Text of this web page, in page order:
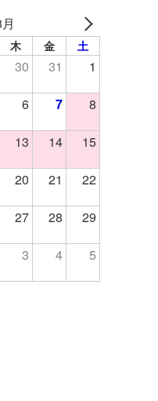
木 金 土
30 31 1
6 7 8
13 14 15
20 21 22
27 28 29
3 4 5